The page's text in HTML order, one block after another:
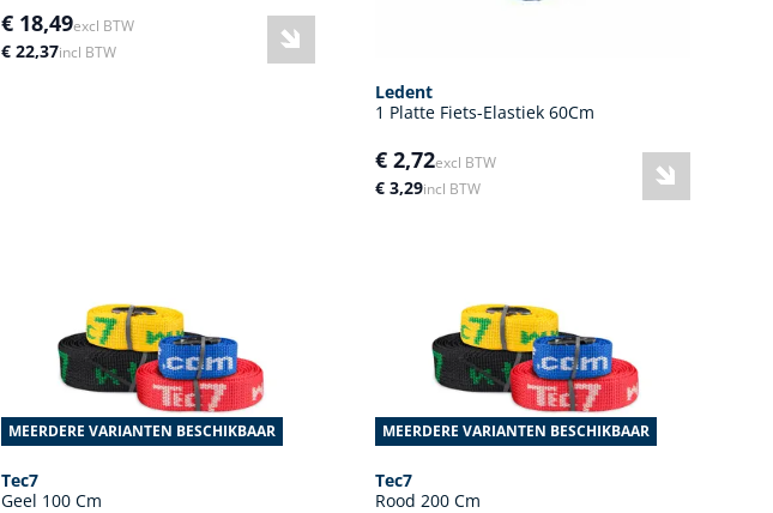
€ 18,49excl BTW
€ 22,37incl BTW
Ledent
1 Platte Fiets-Elastiek 60Cm
€ 2,72excl BTW
€ 3,29incl BTW
MEERDERE VARIANTEN BESCHIKBAAR
Tec7
Geel 100 Cm
MEERDERE VARIANTEN BESCHIKBAAR
Tec7
Rood 200 Cm